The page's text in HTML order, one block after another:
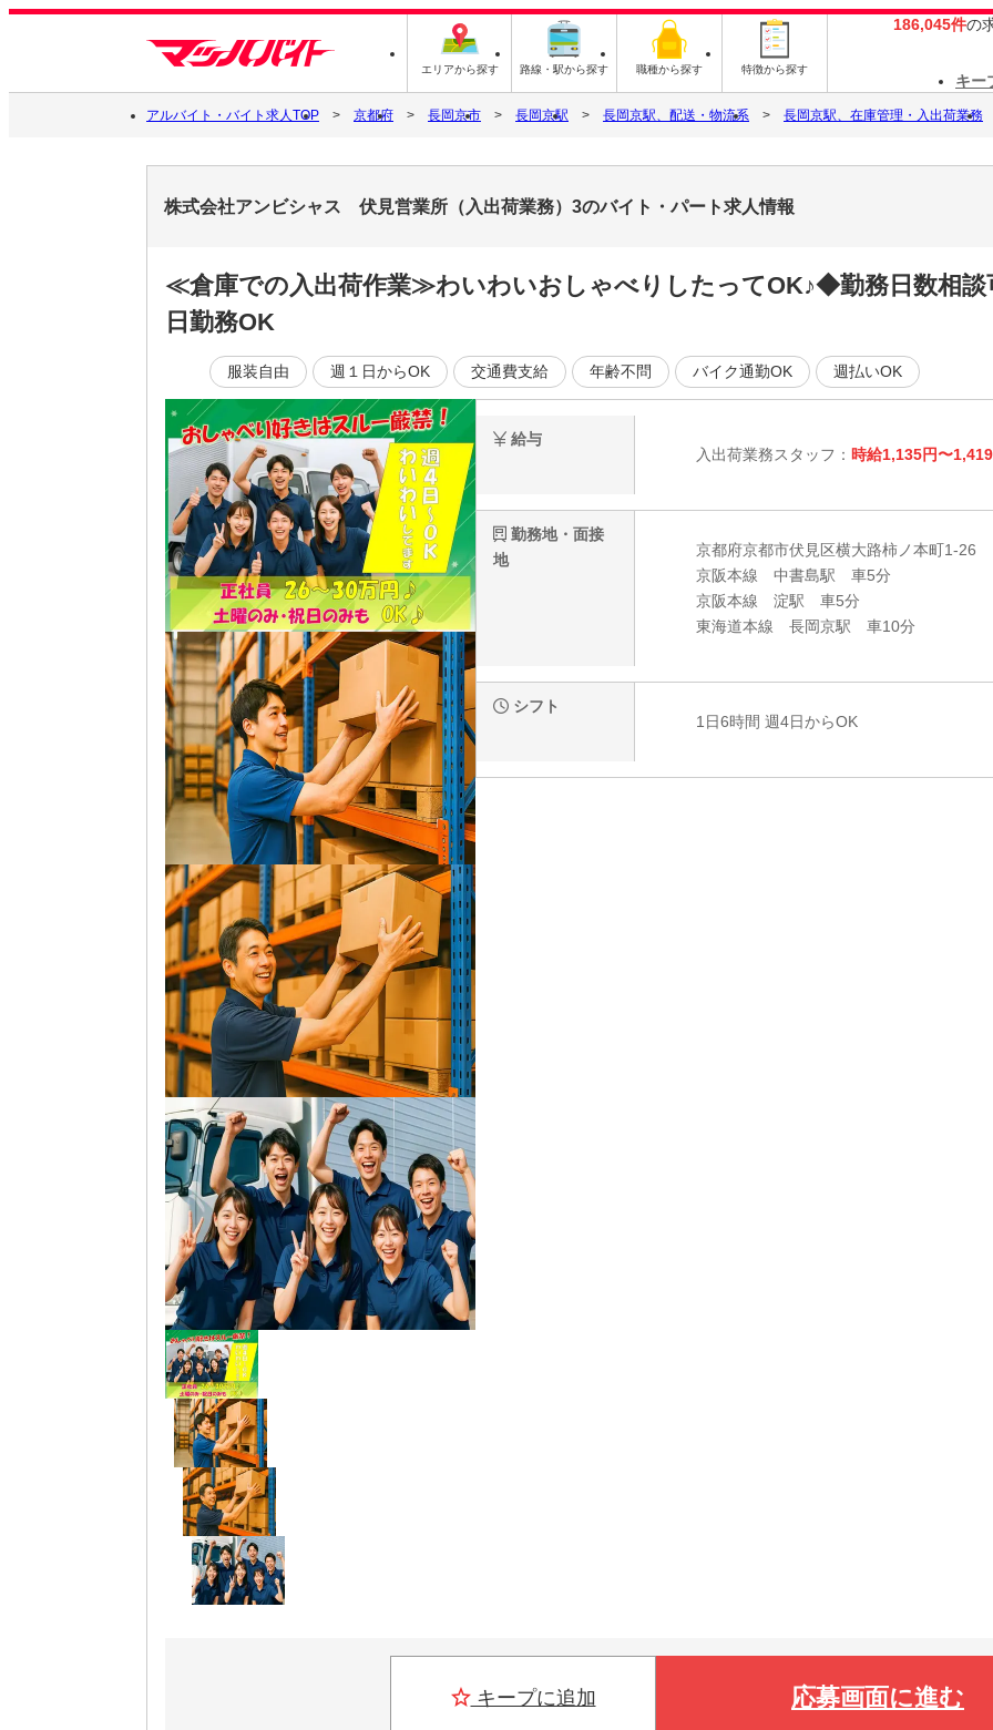
エリアから探す 路線・駅から探す 職種から探す 特徴から探す
186,045件の
キー
アルバイト・バイト求人TOP 京都府 長岡京市 長岡京駅 長岡京駅、配送・物流系 長岡京駅、在庫管理・入出荷業務
株式会社アンビシャス 伏見営業所（入出荷業務）3のバイト・パート求人情報
≪倉庫での入出荷作業≫わいわいおしゃべりしたってOK♪◆勤務日数相
日勤務OK
服装自由 週１日からOK 交通費支給 年齢不問 バイク通勤OK 週払いOK
給与
入出荷業務スタッフ： 時給1,135円〜
勤務地・面接
地
京都府京都市伏見区横大路柿ノ本町1‐26
京阪本線 中書島駅 車5分
京阪本線 淀駅 車5分
東海道本線 長岡京駅 車10分
シフト
1日6時間 週4日からOK
キープに追加 応募画面に進む